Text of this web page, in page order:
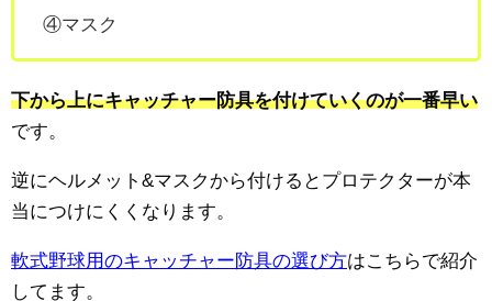
④マスク
下から上にキャッチャー防具を付けていくのが一番早い
です。
逆にヘルメット&マスクから付けるとプロテクターが本
当につけにくくなります。
軟式野球用のキャッチャー防具の選び方はこちらで紹介
してます。